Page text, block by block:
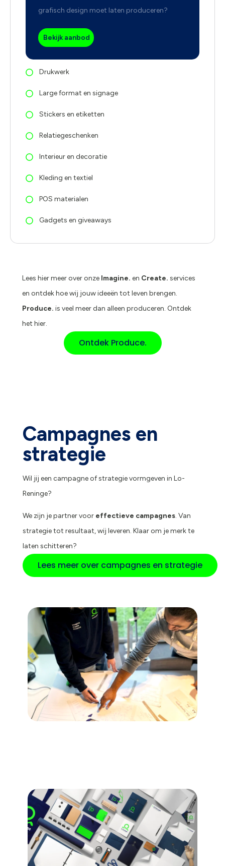
grafisch design moet laten produceren?
Bekijk aanbod
Drukwerk
Large format en signage
Stickers en etiketten
Relatiegeschenken
Interieur en decoratie
Kleding en textiel
POS materialen
Gadgets en giveaways
Lees hier meer over onze Imagine. en Create. services
en ontdek hoe wij jouw ideeën tot leven brengen.
Produce. is veel meer dan alleen produceren. Ontdek
het hier.
Ontdek Produce.
Campagnes en
strategie
Wil jij een campagne of strategie vormgeven in Lo-
Reninge?
We zijn je partner voor effectieve campagnes. Van
strategie tot resultaat, wij leveren. Klaar om je merk te
laten schitteren?
Lees meer over campagnes en strategie